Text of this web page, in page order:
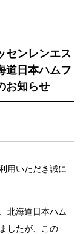
センレンエス
道日本ハムフ
お知らせ
用いただき誠に
北海道日本ハム
したが、この